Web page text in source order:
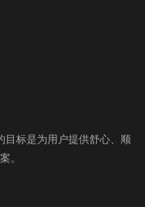
目标是为用户提供舒心、顺
。